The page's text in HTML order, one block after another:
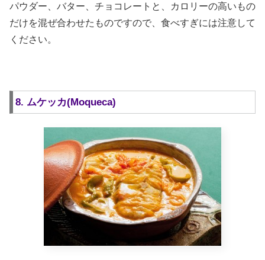
パウダー、バター、チョコレートと、カロリーの高いもの
だけを混ぜ合わせたものですので、食べすぎには注意して
ください。
8. ムケッカ(Moqueca)